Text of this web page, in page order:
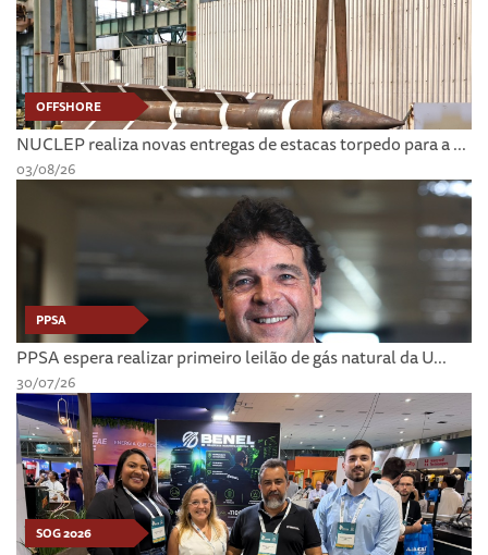
OFFSHORE
NUCLEP realiza novas entregas de estacas torpedo para a ...
03/08/26
PPSA
PPSA espera realizar primeiro leilão de gás natural da U...
30/07/26
SOG 2026